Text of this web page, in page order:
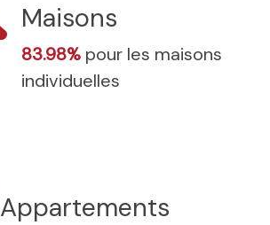
Maisons
83.98% pour les maisons
individuelles
Appartements